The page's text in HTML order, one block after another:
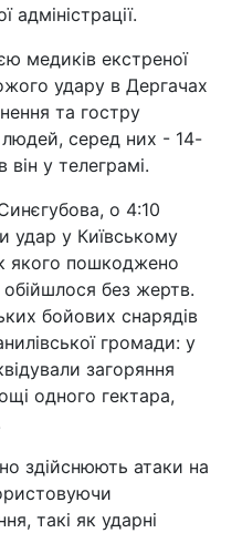
адміністрації.
медиків екстреної
удару в Дергачах
та гостру
людей, серед них - 14-
у телеграмі.
о 4:10
удар у Київському
якого пошкоджено
обійшлося без жертв.
бойових снарядів
громади: у
загоряння
одного гектара,
здійснюють атаки на
такі як ударні